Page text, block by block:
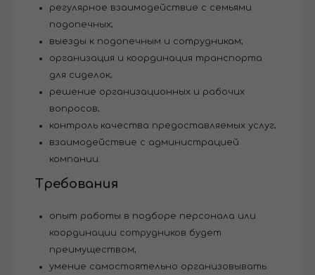
регулярное взаимодействие с семьями
подопечных;
выезды к подопечным и сотрудникам;
организация и координация транспорта
для сиделок;
решение организационных и рабочих
вопросов;
контроль качества предоставляемых услуг;
взаимодействие с администрацией
компании.
Требования
опыт работы в подборе персонала или
координации сотрудников будет
преимуществом;
умение самостоятельно организовывать